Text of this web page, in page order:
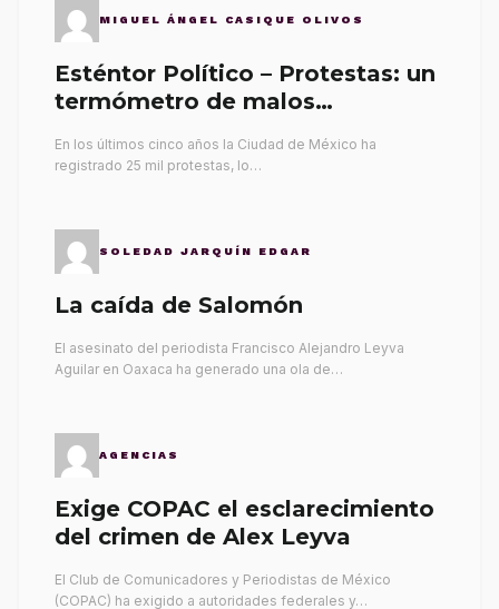
MIGUEL ÁNGEL CASIQUE OLIVOS
Esténtor Político – Protestas: un
termómetro de malos
En los últimos cinco años la Ciudad de México ha
registrado 25 mil protestas, lo…
SOLEDAD JARQUÍN EDGAR
La caída de Salomón
El asesinato del periodista Francisco Alejandro Leyva
Aguilar en Oaxaca ha generado una ola de…
AGENCIAS
Exige COPAC el esclarecimiento
del crimen de Alex Leyva
El Club de Comunicadores y Periodistas de México
(COPAC) ha exigido a autoridades federales y…